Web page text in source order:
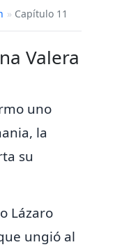
» Capítulo 11
Valera
uno
la
su
Lázaro
ungió al